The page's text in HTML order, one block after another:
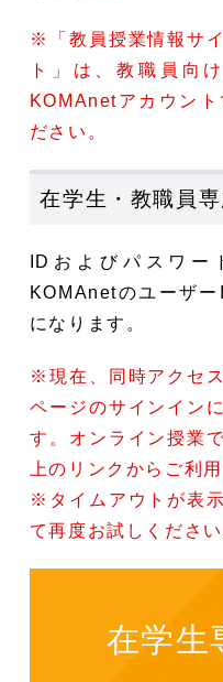
※「教員授業情報サ
ト」は、教職員向
KOMAnetアカウン
ださい。
在学生・教職員
IDおよびパスワー
KOMAnetのユーザ
になります。
※現在、同時アクセ
ページのサインイン
す。オンライン授業
上のリンクからご利
※タイムアウトが表
て再度お試しください
在学生